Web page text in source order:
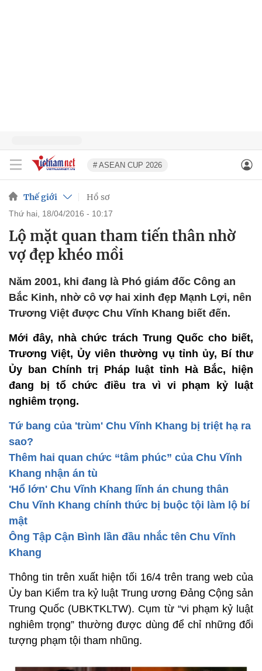
# ASEAN CUP 2026
Thế giới Hồ sơ
thứ hai, 18/04/2016 - 10:17
Lộ mặt quan tham tiến thân nhờ
vợ đẹp khéo mồi
Năm 2001, khi đang là Phó giám đốc Công an
Bắc Kinh, nhờ cô vợ hai xinh đẹp Mạnh Lợi, nên
Trương Việt được Chu Vĩnh Khang biết đến.
Mới đây, nhà chức trách Trung Quốc cho biết,
Trương Việt, Ủy viên thường vụ tỉnh ủy, Bí thư
Ủy ban Chính trị Pháp luật tỉnh Hà Bắc, hiện
đang bị tổ chức điều tra vì vi phạm kỷ luật
nghiêm trọng.
Tứ bang của 'trùm' Chu Vĩnh Khang bị triệt hạ ra
sao?
Thêm hai quan chức “tâm phúc” của Chu Vĩnh
Khang nhận án tù
'Hổ lớn' Chu Vĩnh Khang lĩnh án chung thân
Chu Vĩnh Khang chính thức bị buộc tội làm lộ bí
mật
Ông Tập Cận Bình lần đầu nhắc tên Chu Vĩnh
Khang
Thông tin trên xuất hiện tối 16/4 trên trang web của
Ủy ban Kiểm tra kỷ luật Trung ương Đảng Cộng sản
Trung Quốc (UBKTKLTW). Cụm từ “vi phạm kỷ luật
nghiêm trọng” thường được dùng để chỉ những đối
tượng phạm tội tham nhũng.